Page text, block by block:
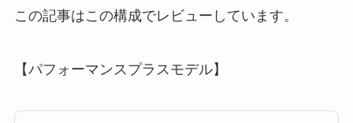
この記事はこの構成でレビューしています。
【パフォーマンスプラスモデル】